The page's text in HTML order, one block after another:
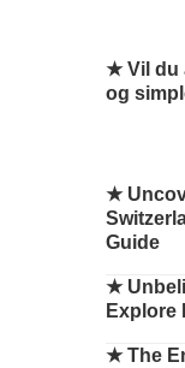
★ Vil du
og
★
Guide
★
Explore
★The